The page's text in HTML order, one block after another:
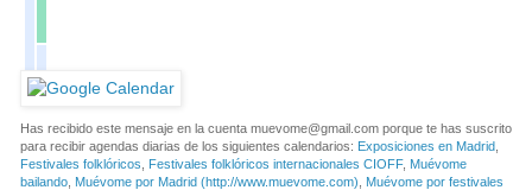
Has recibido este mensaje en la cuenta muevome@gmail.com porque te has suscrito
para recibir agendas diarias de los siguientes calendarios: Exposiciones en Madrid
Festivales folklóricos
Festivales folklóricos internacionales CIOFF, Muévome
bailando Muévome por Madrid (http://www.muevome.com)
Muévome por festivales